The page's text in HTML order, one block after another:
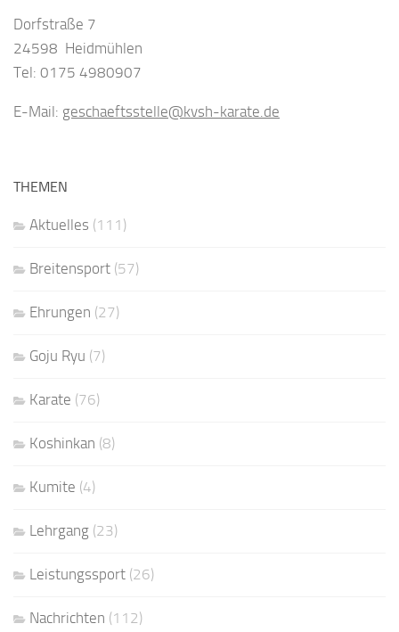
Dorfstraße 7
24598 Heidmühlen
Tel: 0175 4980907
E-Mail: geschaeftsstelle@kvsh-karate.de
THEMEN
Aktuelles (111)
Breitensport (57)
Ehrungen (27)
Goju Ryu (7)
Karate (76)
Koshinkan (8)
Kumite (4)
Lehrgang (23)
Leistungssport (26)
Nachrichten (112)